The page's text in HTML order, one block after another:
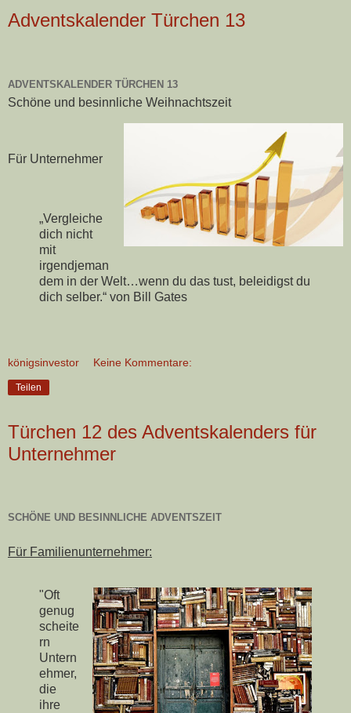
Adventskalender Türchen 13
ADVENTSKALENDER TÜRCHEN 13
Schöne und besinnliche Weihnachtszeit
Für Unternehmer
„Vergleiche
dich nicht
mit
irgendjeman
dem in der Welt…wenn du das tust, beleidigst du
dich selber.“ von Bill Gates
königsinvestor Keine Kommentare:
Teilen
Türchen 12 des Adventskalenders für
Unternehmer
SCHÖNE UND BESINNLICHE ADVENTSZEIT
Für Familienunternehmer:
"Oft
genug
scheite
rn
Untern
ehmer,
die
ihre